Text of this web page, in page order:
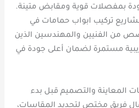
بمفصلات قوية ومقابض متينة.
تركيب ابواب حمامات في
من الفنيين والمهندسين الذين
مستمرة لضمان أعلى جودة في
المعاينة والتصميم قبل بدء
فريق مختص لتحديد المقاسات،